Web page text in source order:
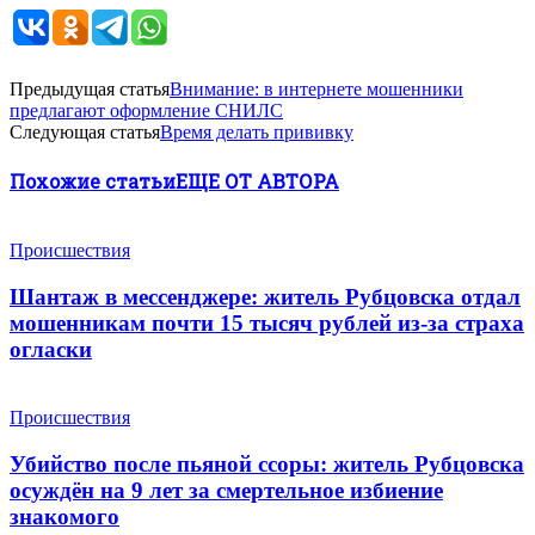
Предыдущая статьяВнимание: в интернете мошенники
предлагают оформление СНИЛС
Следующая статьяВремя делать прививку
Похожие статьиЕЩЕ ОТ АВТОРА
Происшествия
Шантаж в мессенджере: житель Рубцовска отдал
мошенникам почти 15 тысяч рублей из-за страха
огласки
Происшествия
Убийство после пьяной ссоры: житель Рубцовска
осуждён на 9 лет за смертельное избиение
знакомого